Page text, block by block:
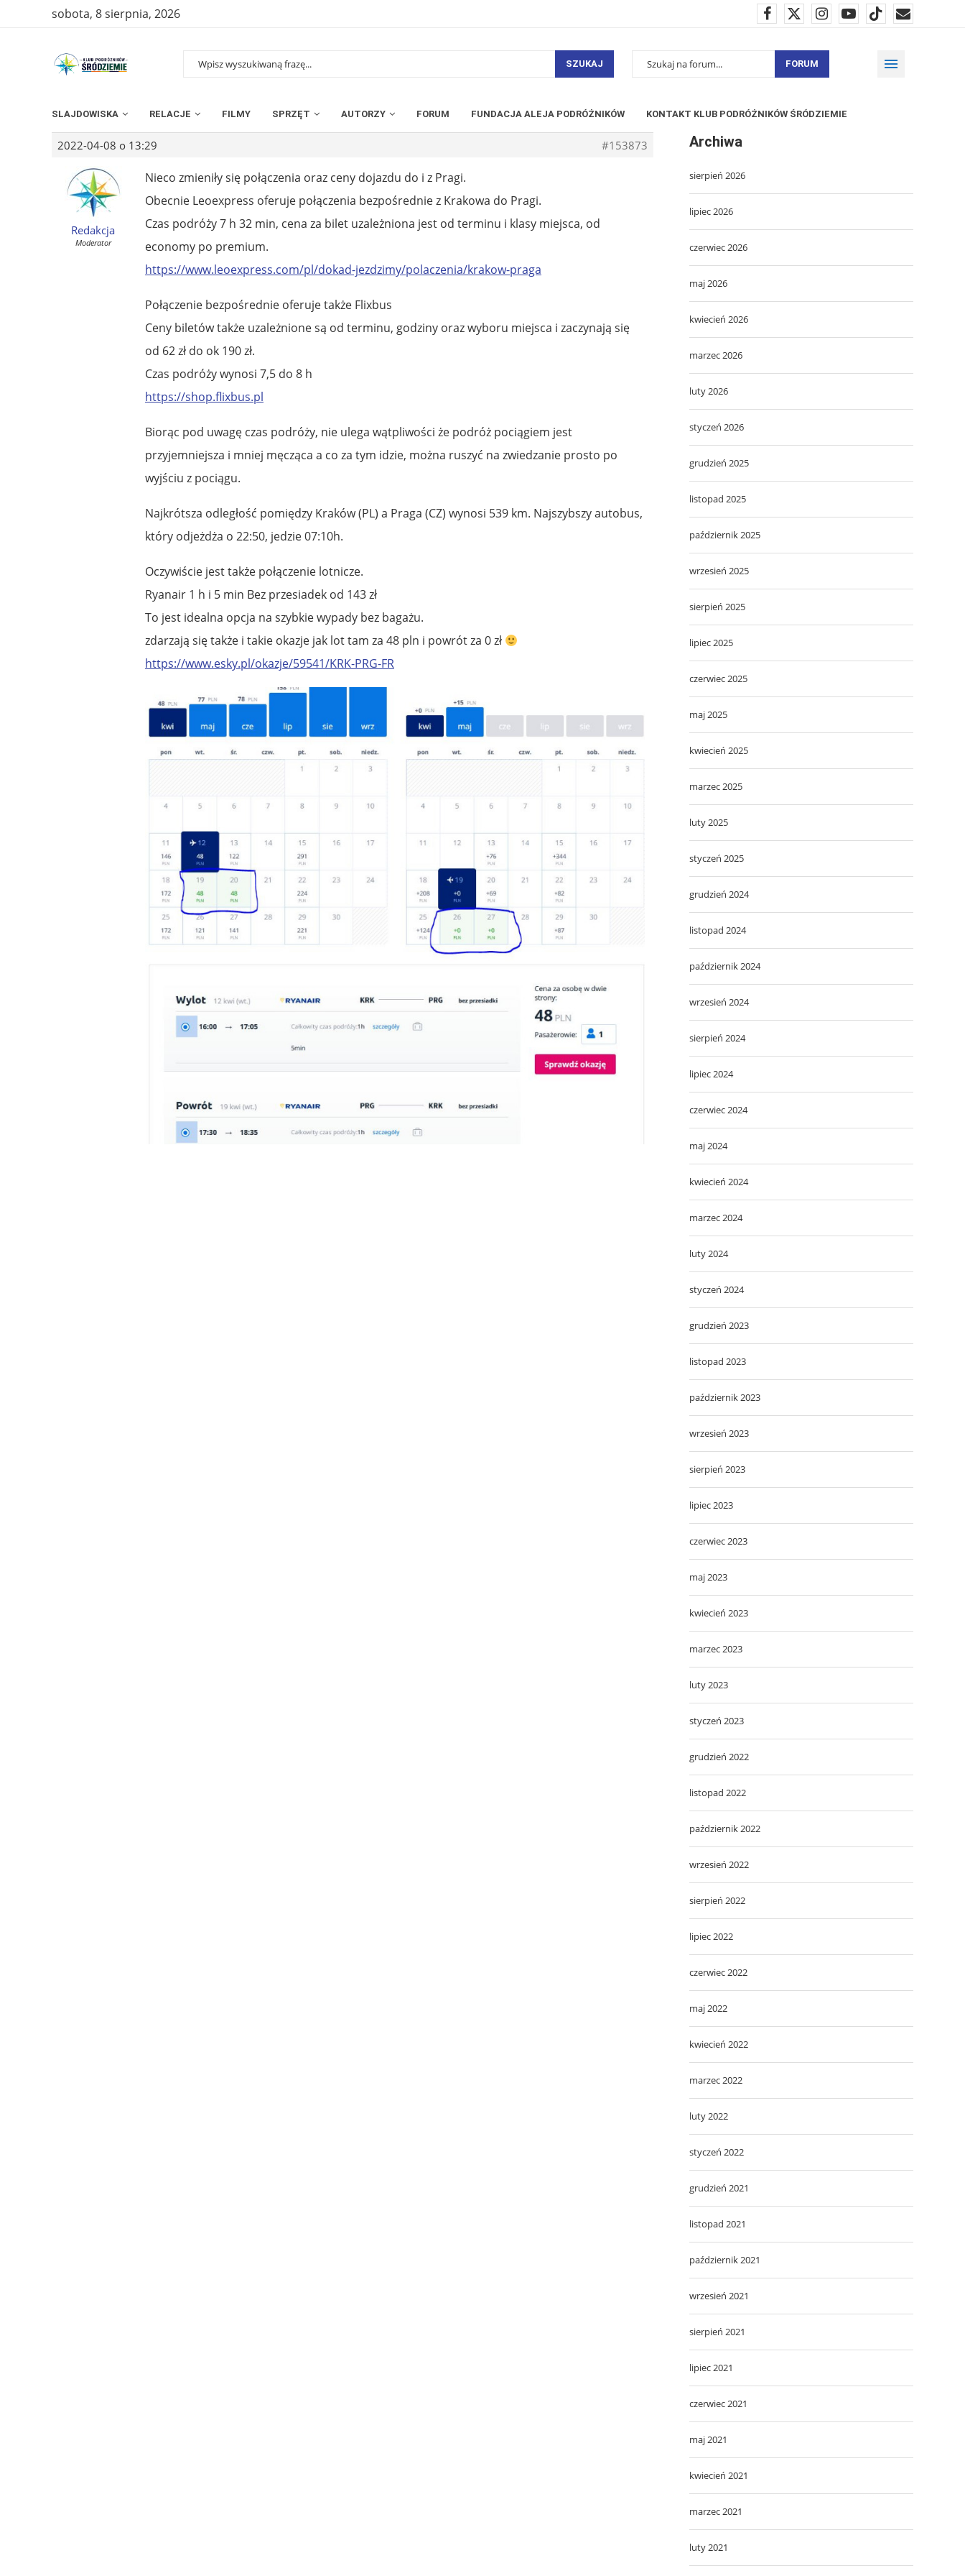
sobota, 8 sierpnia, 2026
SZUKAJ FORUM
SLAJDOWISKA RELACJE FILMY SPRZĘT AUTORZY FORUM FUNDACJA ALEJA PODRÓŻNIKÓW KONTAKT KLUB PODRÓŻNIKÓW ŚRÓDZIEMIE
2022-04-08 o 13:29 #153873
Redakcja
Moderator
Nieco zmieniły się połączenia oraz ceny dojazdu do i z Pragi.
Obecnie Leoexpress oferuje połączenia bezpośrednie z Krakowa do Pragi.
Czas podróży 7 h 32 min, cena za bilet uzależniona jest od terminu i klasy miejsca, od
economy po premium.
https://www.leoexpress.com/pl/dokad-jezdzimy/polaczenia/krakow-praga
Połączenie bezpośrednie oferuje także Flixbus
Ceny biletów także uzależnione są od terminu, godziny oraz wyboru miejsca i zaczynają się
od 62 zł do ok 190 zł.
Czas podróży wynosi 7,5 do 8 h
https://shop.flixbus.pl
Biorąc pod uwagę czas podróży, nie ulega wątpliwości że podróż pociągiem jest
przyjemniejsza i mniej męcząca a co za tym idzie, można ruszyć na zwiedzanie prosto po
wyjściu z pociągu.
Najkrótsza odległość pomiędzy Kraków (PL) a Praga (CZ) wynosi 539 km. Najszybszy autobus,
który odjeżdża o 22:50, jedzie 07:10h.
Oczywiście jest także połączenie lotnicze.
Ryanair 1 h i 5 min Bez przesiadek od 143 zł
To jest idealna opcja na szybkie wypady bez bagażu.
zdarzają się także i takie okazje jak lot tam za 48 pln i powrót za 0 zł
https://www.esky.pl/okazje/59541/KRK-PRG-FR
Archiwa
sierpień 2026
lipiec 2026
czerwiec 2026
maj 2026
kwiecień 2026
marzec 2026
luty 2026
styczeń 2026
grudzień 2025
listopad 2025
październik 2025
wrzesień 2025
sierpień 2025
lipiec 2025
czerwiec 2025
maj 2025
kwiecień 2025
marzec 2025
luty 2025
styczeń 2025
grudzień 2024
listopad 2024
październik 2024
wrzesień 2024
sierpień 2024
lipiec 2024
czerwiec 2024
maj 2024
kwiecień 2024
marzec 2024
luty 2024
styczeń 2024
grudzień 2023
listopad 2023
październik 2023
wrzesień 2023
sierpień 2023
lipiec 2023
czerwiec 2023
maj 2023
kwiecień 2023
marzec 2023
luty 2023
styczeń 2023
grudzień 2022
listopad 2022
październik 2022
wrzesień 2022
sierpień 2022
lipiec 2022
czerwiec 2022
maj 2022
kwiecień 2022
marzec 2022
luty 2022
styczeń 2022
grudzień 2021
listopad 2021
październik 2021
wrzesień 2021
sierpień 2021
lipiec 2021
czerwiec 2021
maj 2021
kwiecień 2021
marzec 2021
luty 2021